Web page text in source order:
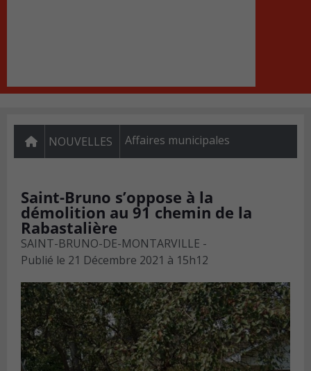
NOUVELLES Affaires municipales
Saint-Bruno s’oppose à la
démolition au 91 chemin de la
Rabastalière
SAINT-BRUNO-DE-MONTARVILLE -
Publié le 21 Décembre 2021 à 15h12